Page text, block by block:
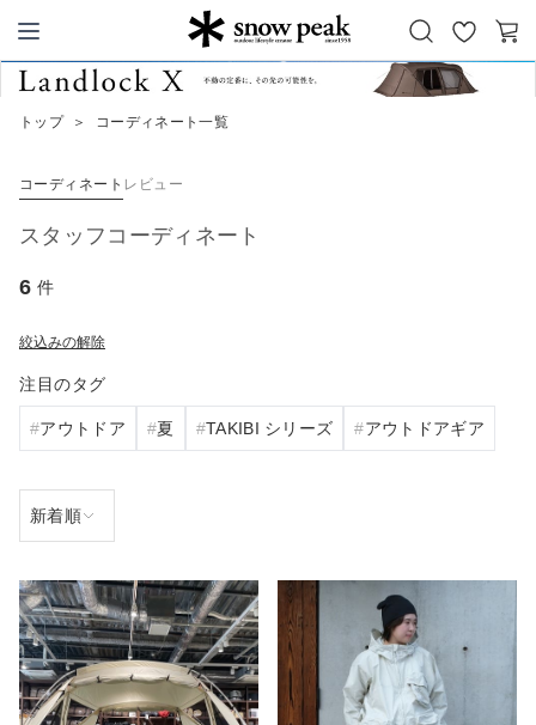
Snow Peak
お
気
カ
トップ ＞ コーディネート一覧
コーディネート レビュー
スタッフコーディネート
6 件
絞込みの解除
注目のタグ
アウトドア 夏 TAKIBI シリーズ アウトドアギア